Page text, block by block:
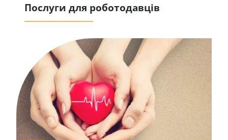
Послуги для роботодавців